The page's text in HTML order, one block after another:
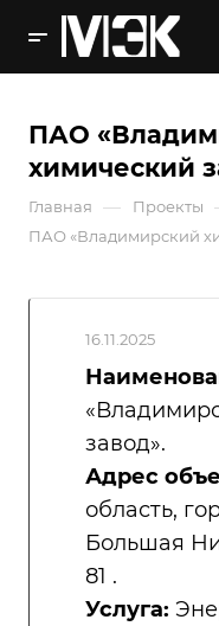
ПАО
химический
Главная — Проекты
ПАО «Владимирский
16.11.2025
завод».
Адрес
область,
Большая
81 .
Услуга: